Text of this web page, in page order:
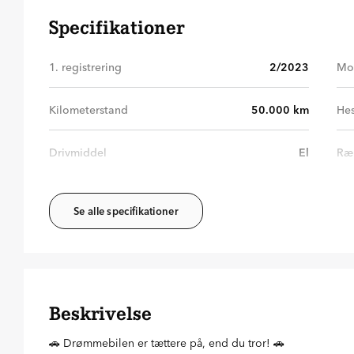
Specifikationer
1. registrering 2/2023
Kilometerstand 50.000 km
Drivmiddel El
Se alle specifikationer
Beskrivelse
🚗 Drømmebilen er tættere på, end du tror! 🚗